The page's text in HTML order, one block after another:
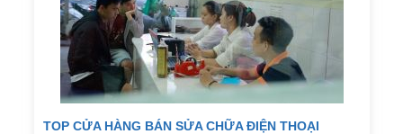
TOP CỬA HÀNG BÁN SỬA CHỮA ĐIỆN THOẠI